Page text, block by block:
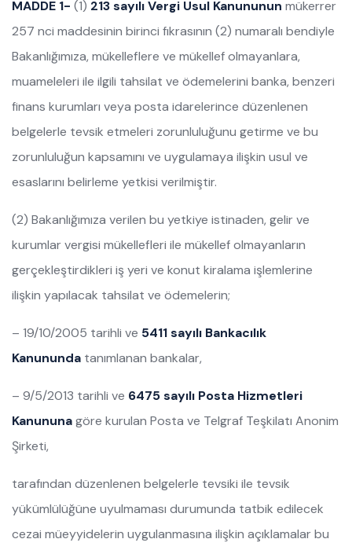
MADDE 1- (1) 213 sayılı Vergi Usul Kanununun mükerrer
257 nci maddesinin birinci fıkrasının (2) numaralı bendiyle
Bakanlığımıza, mükelleflere ve mükellef olmayanlara,
muameleleri ile ilgili tahsilat ve ödemelerini banka, benzeri
finans kurumları veya posta idarelerince düzenlenen
belgelerle tevsik etmeleri zorunluluğunu getirme ve bu
zorunluluğun kapsamını ve uygulamaya ilişkin usul ve
esaslarını belirleme yetkisi verilmiştir.
(2) Bakanlığımıza verilen bu yetkiye istinaden, gelir ve
kurumlar vergisi mükellefleri ile mükellef olmayanların
gerçekleştirdikleri iş yeri ve konut kiralama işlemlerine
ilişkin yapılacak tahsilat ve ödemelerin;
– 19/10/2005 tarihli ve 5411 sayılı Bankacılık
Kanununda tanımlanan bankalar,
– 9/5/2013 tarihli ve 6475 sayılı Posta Hizmetleri
Kanununagöre kurulan Posta ve Telgraf Teşkilatı Anonim
Şirketi,
tarafından düzenlenen belgelerle tevsiki ile tevsik
yükümlülüğüne uyulmaması durumunda tatbik edilecek
cezai müeyyidelerin uygulanmasına ilişkin açıklamalar bu